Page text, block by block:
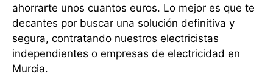
ahorrarte unos cuantos euros. Lo mejor es que te
decantes por buscar una solución definitiva y
segura, contratando nuestros electricistas
independientes o empresas de electricidad en
Murcia.